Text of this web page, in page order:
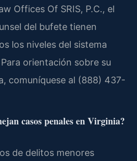
Offices Of SRIS, P.C., el
del bufete tienen
los niveles del sistema
orientación sobre su
comuníquese al (888) 437-
casos penales en Virginia?
de delitos menores